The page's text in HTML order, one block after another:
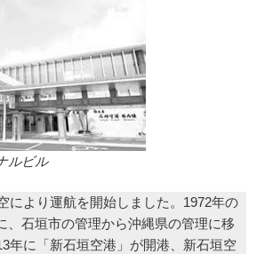
ルビル
により運航を開始しました。1972年の
、石垣市の管理から沖縄県の管理に移
年に「新石垣空港」が開港、新石垣空